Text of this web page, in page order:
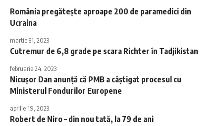
România pregăteşte aproape 200 de paramedici din
Ucraina
martie 31, 2023
Cutremur de 6,8 grade pe scara Richter în Tadjikistan
februarie 24, 2023
Nicuşor Dan anunță că PMB a câştigat procesul cu
Ministerul Fondurilor Europene
aprilie 19, 2023
Robert de Niro – din nou tată, la 79 de ani